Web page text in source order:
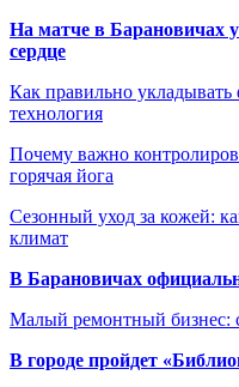
На матче в Барановичах
сердце
Как правильно
технология
Почему важно
горячая йога
Сезонный уход за кожей:
климат
В Барановичах
Малый ремонтный бизнес:
В городе пройдет